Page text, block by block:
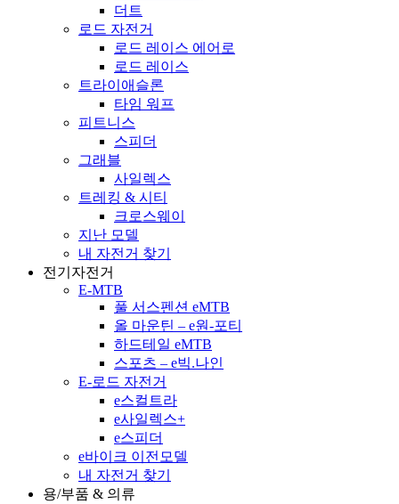
더트
로드 자전거
로드 레이스 에어로
로드 레이스
트라이애슬론
타임 워프
피트니스
스피더
그래블
사일렉스
트레킹 & 시티
크로스웨이
지난 모델
내 자전거 찾기
전기자전거
E-MTB
풀 서스펜션 eMTB
올 마운틴 – e원-포티
하드테일 eMTB
스포츠 – e빅.나인
E-로드 자전거
e스컬트라
e사일렉스+
e스피더
e바이크 이전모델
내 자전거 찾기
용/부품 & 의류